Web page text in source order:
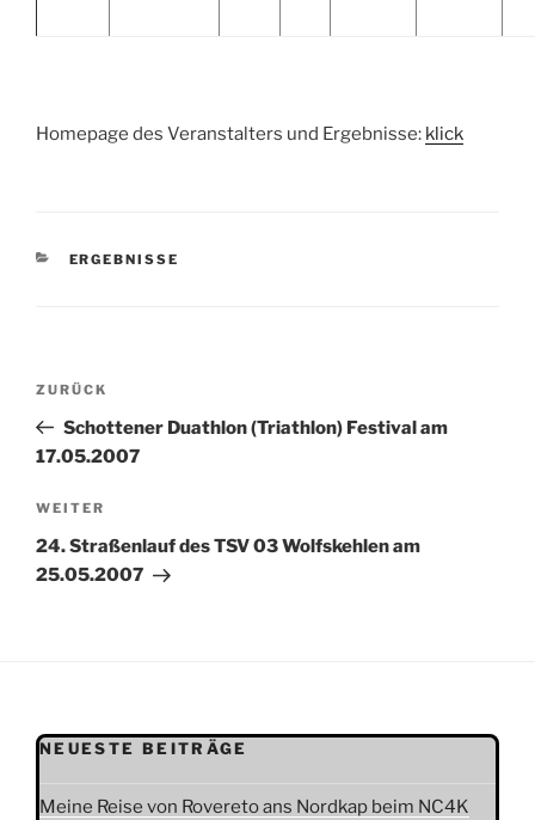
Homepage des Veranstalters und Ergebnisse: klick
KATEGORIEN
ERGEBNISSE
Beitragsnavigation
Vorheriger
Beitrag
ZURÜCK
Schottener Duathlon (Triathlon) Festival am
17.05.2007
Nächster
Beitrag
WEITER
24. Straßenlauf des TSV 03 Wolfskehlen am
25.05.2007
NEUESTE BEITRÄGE
Meine Reise von Rovereto ans Nordkap beim NC4K